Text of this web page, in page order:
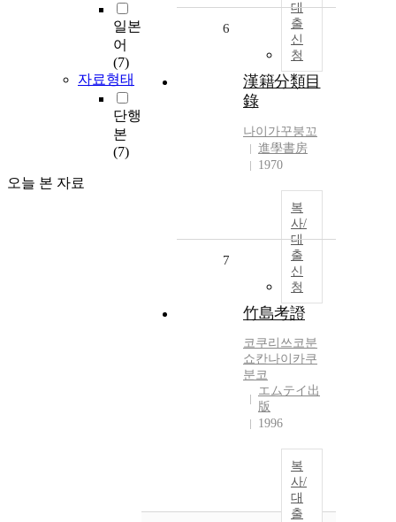
일본
어
(7)
자료형태
단행
본
(7)
오늘 본 자료
대
출
신
청
6
漢籍分類目
錄
나이가꾸붕꼬
進學書房
1970
복
사/
대
출
신
청
7
竹島考證
코쿠리쓰코분
쇼칸나이카쿠
분코
エムテイ出
版
1996
복
사/
대
출